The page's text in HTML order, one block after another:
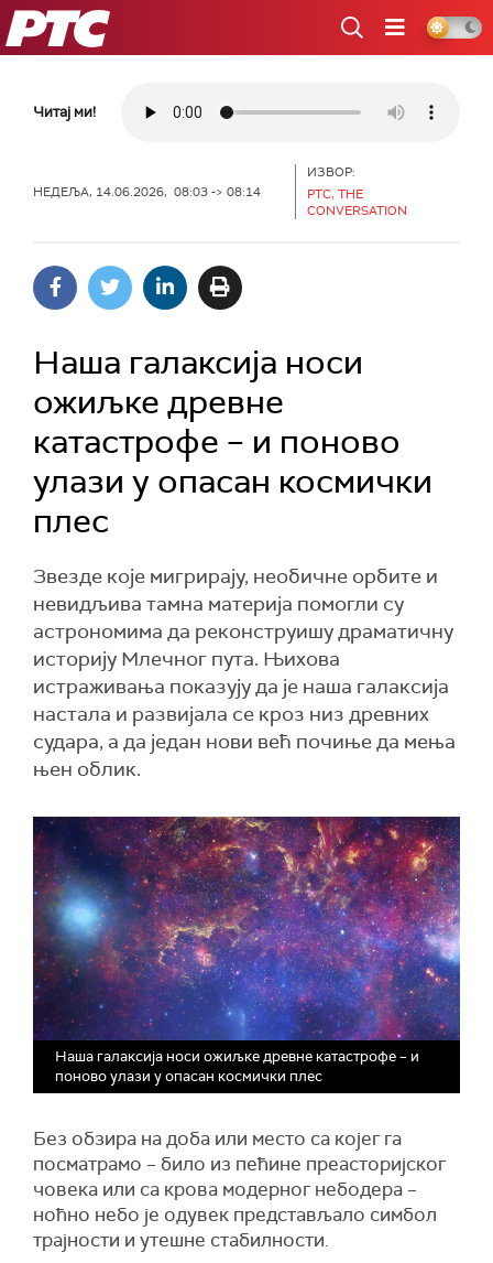
РТС
Читај ми!
НЕДЕЉА, 14.06.2026, 08:03 -> 08:14
ИЗВОР:
РТС, THE
CONVERSATION
Наша галаксија носи
ожиљке древне
катастрофе – и поново
улази у опасан космички
плес
Звезде које мигрирају, необичне орбите и
невидљива тамна материја помогли су
астрономима да реконструишу драматичну
историју Млечног пута. Њихова
истраживања показују да је наша галаксија
настала и развијала се кроз низ древних
судара, а да један нови већ почиње да мења
њен облик.
Наша галаксија носи ожиљке древне катастрофе – и
поново улази у опасан космички плес
Без обзира на доба или место са којег га
посматрамо – било из пећине преaсторијског
човека или са крова модерног небодера –
ноћно небо је одувек представљало симбол
трајности и утешне стабилности.